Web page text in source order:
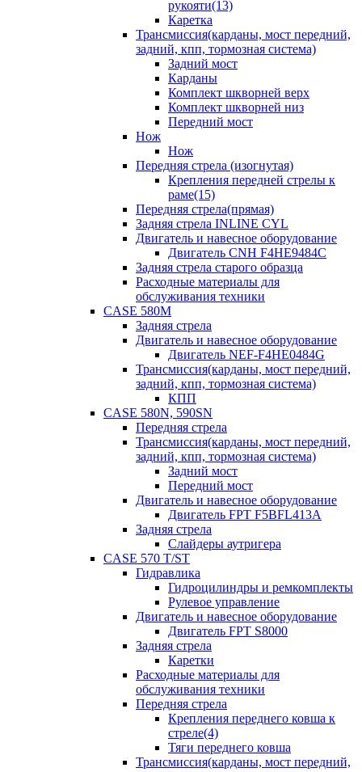
рукояти(13)
Каретка
Трансмиссия(карданы, мост передний,
задний, кпп, тормозная система)
Задний мост
Карданы
Комплект шкворней верх
Комплект шкворней низ
Передний мост
Нож
Нож
Передняя стрела (изогнутая)
Крепления передней стрелы к
раме(15)
Передняя стрела(прямая)
Задняя стрела INLINE CYL
Двигатель и навесное оборудование
Двигатель CNH F4HE9484C
Задняя стрела старого образца
Расходные материалы для
обслуживания техники
CASE 580M
Задняя стрела
Двигатель и навесное оборудование
Двигатель NEF-F4HE0484G
Трансмиссия(карданы, мост передний,
задний, кпп, тормозная система)
КПП
CASE 580N, 590SN
Передняя стрела
Трансмиссия(карданы, мост передний,
задний, кпп, тормозная система)
Задний мост
Передний мост
Двигатель и навесное оборудование
Двигатель FPT F5BFL413A
Задняя стрела
Слайдеры аутригера
CASE 570 T/ST
Гидравлика
Гидроцилиндры и ремкомплекты
Рулевое управление
Двигатель и навесное оборудование
Двигатель FPT S8000
Задняя стрела
Каретки
Расходные материалы для
обслуживания техники
Передняя стрела
Крепления переднего ковша к
стреле(4)
Тяги переднего ковша
Трансмиссия(карданы, мост передний,